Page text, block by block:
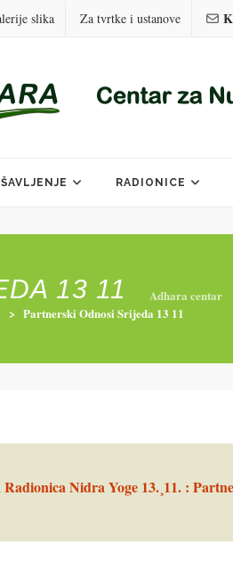
slika Za tvrtke i ustanove
RADIONICE
13 11 Adhara centar
> Partnerski Odnosi Srijeda 13 11
Radionica Nidra Yoge 13.¸11. :